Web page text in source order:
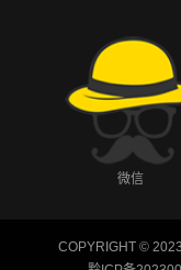
微信
COPYRIGHT ©